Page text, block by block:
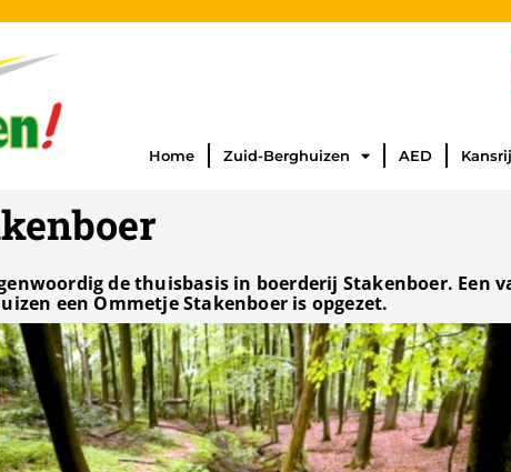
Home Zuid-Berghuizen AED
de thuisbasis in boerderij Stakenboer. Een
een Ommetje Stakenboer is opgezet.